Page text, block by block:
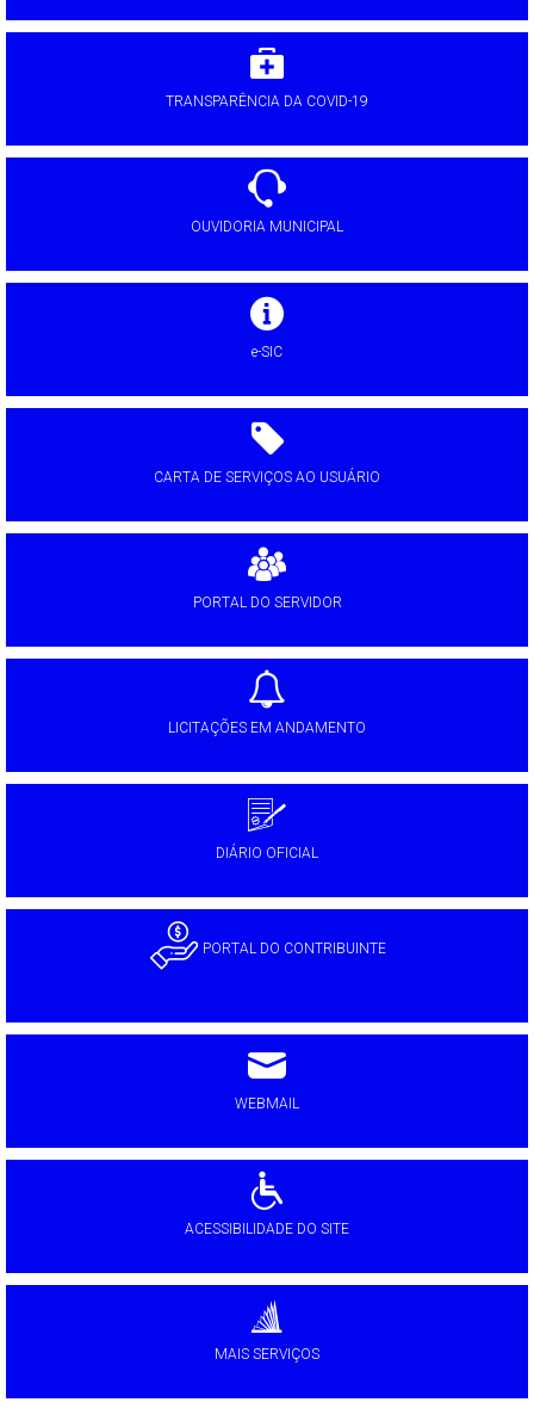
TRANSPARÊNCIA DA COVID-19
OUVIDORIA MUNICIPAL
e-SIC
CARTA DE SERVIÇOS AO USUÁRIO
PORTAL DO SERVIDOR
LICITAÇÕES EM ANDAMENTO
DIÁRIO OFICIAL
PORTAL DO CONTRIBUINTE
WEBMAIL
ACESSIBILIDADE DO SITE
MAIS SERVIÇOS